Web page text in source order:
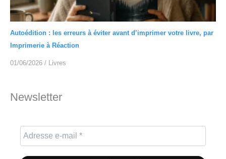
Autoédition : les erreurs à éviter avant d’imprimer votre livre, par
Imprimerie à Réaction
01/06/2026 / Livres
Newsletter